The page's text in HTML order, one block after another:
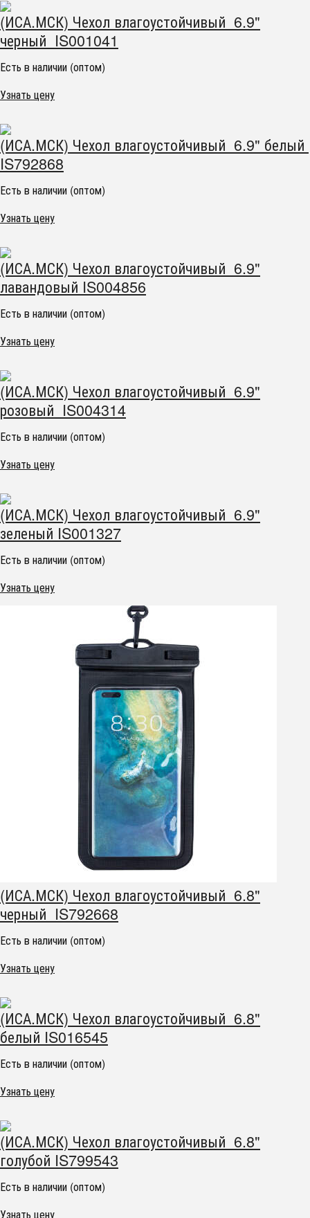
(ИСА.МСК) Чехол влагоустойчивый 6.9"
черный IS001041
Есть в наличии (оптом)
Узнать цену
(ИСА.МСК) Чехол влагоустойчивый 6.9" белый
IS792868
Есть в наличии (оптом)
Узнать цену
(ИСА.МСК) Чехол влагоустойчивый 6.9"
лавандовый IS004856
Есть в наличии (оптом)
Узнать цену
(ИСА.МСК) Чехол влагоустойчивый 6.9"
розовый IS004314
Есть в наличии (оптом)
Узнать цену
(ИСА.МСК) Чехол влагоустойчивый 6.9"
зеленый IS001327
Есть в наличии (оптом)
Узнать цену
(ИСА.МСК) Чехол влагоустойчивый 6.8"
черный IS792668
Есть в наличии (оптом)
Узнать цену
(ИСА.МСК) Чехол влагоустойчивый 6.8"
белый IS016545
Есть в наличии (оптом)
Узнать цену
(ИСА.МСК) Чехол влагоустойчивый 6.8"
голубой IS799543
Есть в наличии (оптом)
Узнать цену